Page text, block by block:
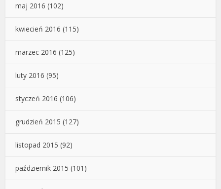
maj 2016 (102)
kwiecień 2016 (115)
marzec 2016 (125)
luty 2016 (95)
styczeń 2016 (106)
grudzień 2015 (127)
listopad 2015 (92)
październik 2015 (101)